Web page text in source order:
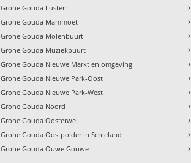
Grohe Gouda Lusten-
Grohe Gouda Mammoet
Grohe Gouda Molenbuurt
Grohe Gouda Muziekbuurt
Grohe Gouda Nieuwe Markt en omgeving
Grohe Gouda Nieuwe Park-Oost
Grohe Gouda Nieuwe Park-West
Grohe Gouda Noord
Grohe Gouda Oosterwei
Grohe Gouda Oostpolder in Schieland
Grohe Gouda Ouwe Gouwe
›
›
›
›
›
›
›
›
›
›
›